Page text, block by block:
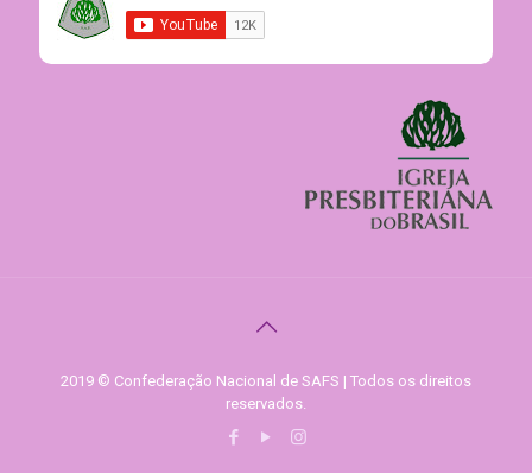
2019 © Confederação Nacional de SAFS | Todos os direitos
reservados.